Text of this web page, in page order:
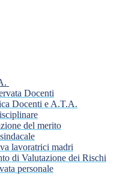
Docenti
Docenti e A.T.A.
del merito
lavoratrici madri
di Valutazione dei Rischi
personale